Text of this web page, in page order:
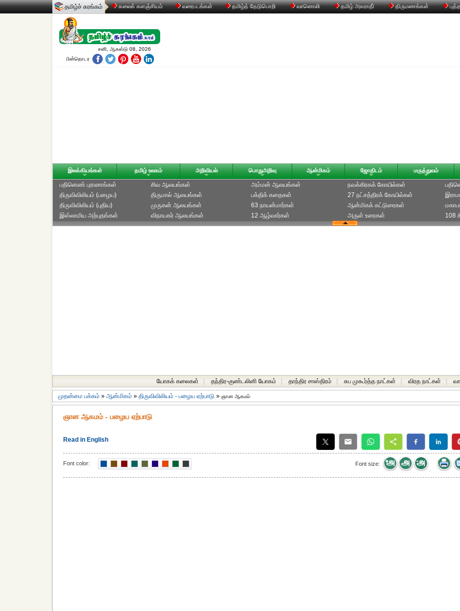
தமிழ்ச் சுரங்கம் கலைக் களஞ்சியம் வரைபடங்கள் தமிழ்த் தேடுபொறி வானொலி தமிழ் அகராதி் திருமணங்கள்
சனி, ஆகஸ்டு 08, 2026
பின்தொடர
இலக்கியங்கள் தமிழ் உலகம் அறிவியல் பொதுஅறிவு ஆன்மிகம் ஜோதிடம் மருத்துவம்
பதினெண் புராணங்கள்
திருவிவிலியம் (பழைய)
திருவிவிலியம் (புதிய)
இஸ்லாமிய அற்புதங்கள்
சிவ ஆலயங்கள்
திருமால் ஆலயங்கள்
முருகன் ஆலயங்கள்
விநாயகர் ஆலயங்கள்
அம்மன் ஆலயங்கள்
பக்திக் கதைகள்
63 நாயன்மார்கள்
12 ஆழ்வார்கள்
நவக்கிரகக் கோயில்கள்
27 நட்சத்திரக் கோயில்கள்
ஆன்மிகக் கட்டுரைகள்
அருள் உரைகள்
108
யோகக் கலைகள் தந்திர-குண்டலினி யோகம் தாந்திர சாஸ்திரம் சுப முகூர்த்த நாட்கள் விரத நாட்கள்
முதன்மை பக்கம் » ஆன்மிகம் » திருவிவிலியம் - பழைய ஏற்பாடு » ஞான ஆகமம்
ஞான ஆகமம் - பழைய ஏற்பாடு
Read in English
Font color: Font size: